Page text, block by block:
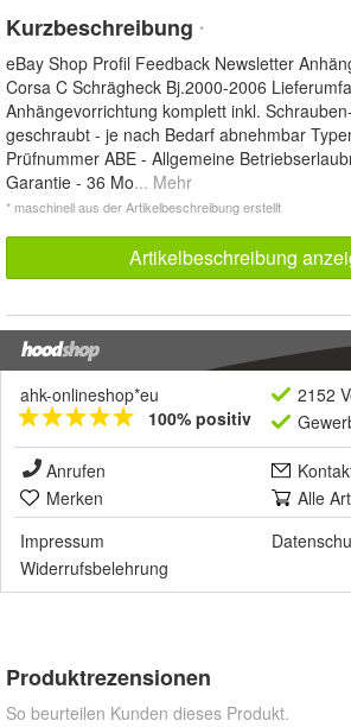
Kurzbeschreibung *
eBay Shop Profil Feedback Newsletter
Corsa C Schrägheck Bj.2000-2006
Anhängevorrichtung komplett inkl.
geschraubt - je nach Bedarf abnehmbar
Prüfnummer ABE - Allgemeine
Garantie - 36 Mo... Mehr
* maschinell aus der Artikelbeschreibung erstellt
Artikelbeschreibung
ahk-onlineshop*eu
100% positiv
2152
Anrufen
Merken
Alle
Impressum
Widerrufsbelehrung
Produktrezensionen
So beurteilen Kunden dieses Produkt.